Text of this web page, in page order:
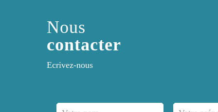
Nous
contacter
Ecrivez-nous